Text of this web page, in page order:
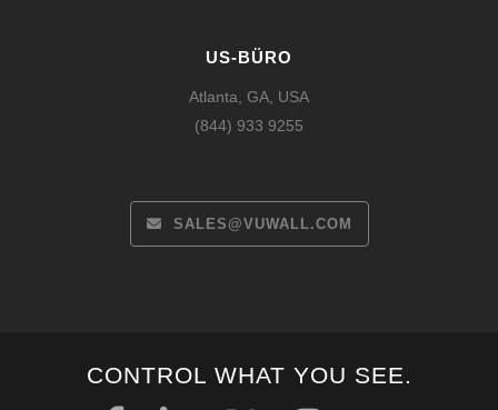
US-BÜRO
Atlanta, GA, USA
(844) 933 9255
SALES@VUWALL.COM
CONTROL WHAT YOU SEE.